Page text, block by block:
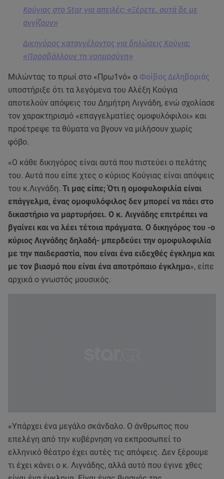
Κούγιας στο Star για απειλές: «Ξέρετε, αυτά δε με
αγγίζουν»
Δικηγόρος καταγγέλοντος για δηλώσεις Κούγια:
«Προσβάλλουν τη νοημοσύνη»
Μιλώντας το πρωί στο «Πρω1νό» ο Φοίβος Δεληβοριάς
υποστήριξε ότι τα λεγόμενα του Αλέξη Κούγια
αποτελούν απόψεις του Δημήτρη Λιγνάδη, ενώ σχολίασε
τον χαρακτηρισμό «επαγγελματίες ομοφυλόφιλοι» και
προέτρεψε τα θύματα να βγουν να μιλήσουν χωρίς
φόβο.
«Ο κάθε δικηγόρος είναι αυτά που πιστεύει ο πελάτης
του. Αυτά που είπε χτες ο κύριος Κούγιας είναι απόψεις
του κ.Λιγνάδη. Τι μας είπε; Ότι η ομοφυλοφιλία είναι
επάγγελμα, ένας ομοφυλόφιλος δεν μπορεί να πάει στο
δικαστήριο να μαρτυρήσει. Ο κ. Λιγνάδης επιτρέπει να
βγαίνει και να λέει τέτοια πράγματα. Ο δικηγόρος του -ο
κύριος Λιγνάδης δηλαδή- μπερδεύει την ομοφυλοφιλία
με την παιδεραστία, που είναι ένα ειδεχθές έγκλημα και
με τον βιασμό που είναι ένα αποτρόπαιο έγκλημα», είπε
αρχικά ο γνωστός μουσικός.
«Υπάρχει ένα μεγάλο σκάνδαλο. Ο άνθρωπος που
επελέγη από την κυβέρνηση να εκπροσωπεί το
ελληνικό θέατρο έχει αυτές τις απόψεις. Δεν ξέρουμε
τι έχει κάνει ο κ. Λιγνάδης, αλλά αυτό που έγινε χθες